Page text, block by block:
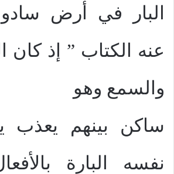
البار في أرض
عنه الكتاب ” إذ كان
والسمع وهو
ساكن بينهم يعذب
نفسه البارة